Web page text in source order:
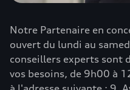
Notre Partenaire en
ouvert du lundi au
conseillers experts sont
vos besoins, de 9h00 à